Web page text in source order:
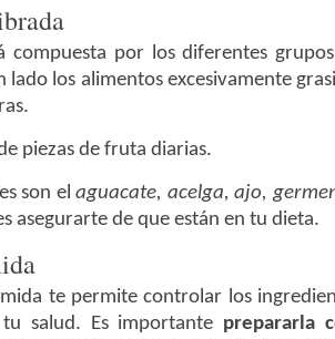
compuesta por los diferentes
lado los alimentos excesivamente
piezas de fruta diarias.
son elaguacate, acelga, ajo,
asegurarte de que están en tu dieta.
te permite controlar los
salud. Es importante prepararla